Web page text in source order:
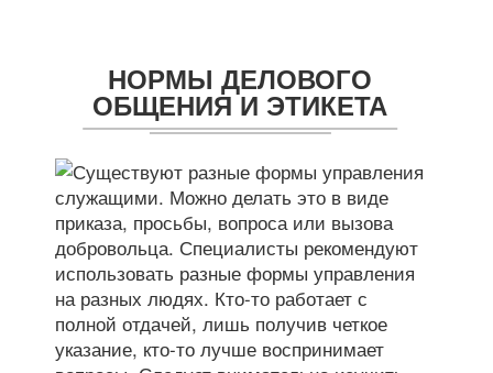
НОРМЫ ДЕЛОВОГО
ОБЩЕНИЯ И ЭТИКЕТА